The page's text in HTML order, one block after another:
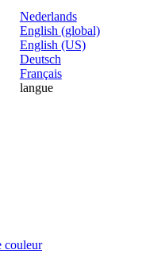
Nederlands
English (global)
English (US)
Deutsch
Français
langue
couleur